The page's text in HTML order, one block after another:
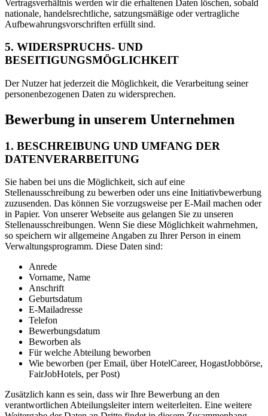
Vertragsverhältnis werden wir die erhaltenen Daten löschen, sobald
nationale, handelsrechtliche, satzungsmäßige oder vertragliche
Aufbewahrungsvorschriften erfüllt sind.
5. WIDERSPRUCHS- UND
BESEITIGUNGSMÖGLICHKEIT
Der Nutzer hat jederzeit die Möglichkeit, die Verarbeitung seiner
personenbezogenen Daten zu widersprechen.
Bewerbung in unserem Unternehmen
1. BESCHREIBUNG UND UMFANG DER
DATENVERARBEITUNG
Sie haben bei uns die Möglichkeit, sich auf eine
Stellenausschreibung zu bewerben oder uns eine Initiativbewerbung
zuzusenden. Das können Sie vorzugsweise per E-Mail machen oder
in Papier. Von unserer Webseite aus gelangen Sie zu unseren
Stellenausschreibungen. Wenn Sie diese Möglichkeit wahrnehmen,
so speichern wir allgemeine Angaben zu Ihrer Person in einem
Verwaltungsprogramm. Diese Daten sind:
Anrede
Vorname, Name
Anschrift
Geburtsdatum
E-Mailadresse
Telefon
Bewerbungsdatum
Beworben als
Für welche Abteilung beworben
Wie beworben (per Email, über HotelCareer, HogastJobbörse,
FairJobHotels, per Post)
Zusätzlich kann es sein, dass wir Ihre Bewerbung an den
verantwortlichen Abteilungsleiter intern weiterleiten. Eine weitere